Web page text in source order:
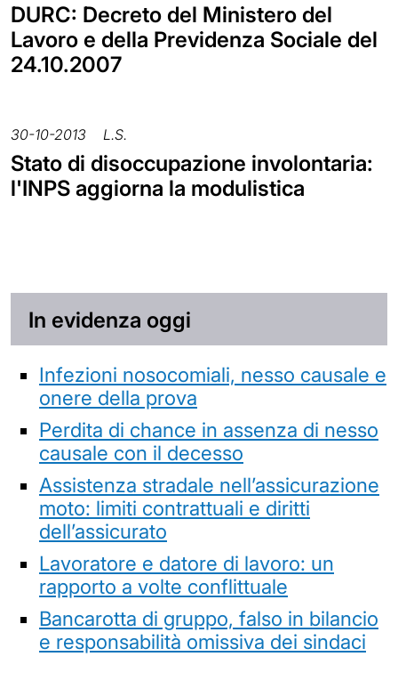
DURC: Decreto del Ministero del
Lavoro e della Previdenza Sociale del
24.10.2007
30-10-2013 L.S.
Stato di disoccupazione involontaria:
l'INPS aggiorna la modulistica
In evidenza oggi
Infezioni nosocomiali, nesso causale e
onere della prova
Perdita di chance in assenza di nesso
causale con il decesso
Assistenza stradale nell’assicurazione
moto: limiti contrattuali e diritti
dell’assicurato
Lavoratore e datore di lavoro: un
rapporto a volte conflittuale
Bancarotta di gruppo, falso in bilancio
e responsabilità omissiva dei sindaci